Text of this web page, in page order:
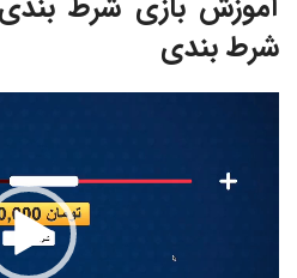
شرط بندی